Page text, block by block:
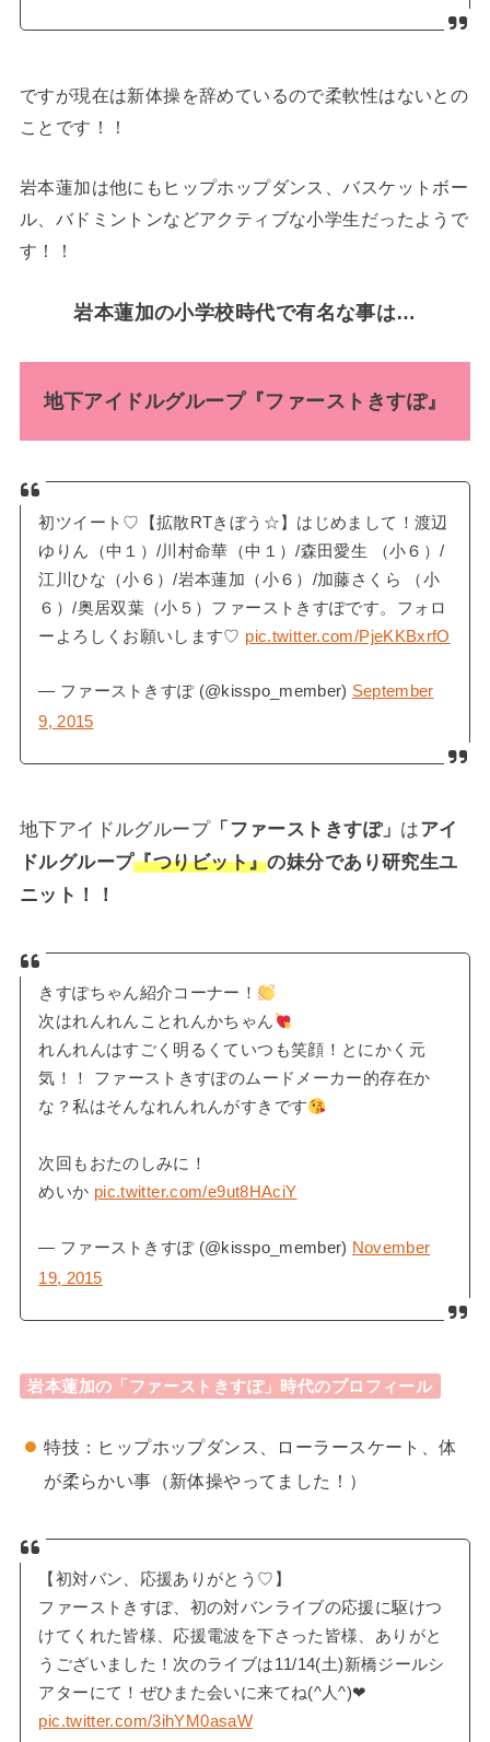
ですが現在は新体操を辞めているので柔軟性はないとの
ことです！！
岩本蓮加は他にもヒップホップダンス、バスケットボー
ル、バドミントンなどアクティブな小学生だったようで
す！！
岩本蓮加の小学校時代で有名な事は…
地下アイドルグループ『ファーストきすぽ』
初ツイート♡【拡散RTきぼう☆】はじめまして！渡辺
ゆりん（中１）/川村命華（中１）/森田愛生 （小６）/
江川ひな（小６）/岩本蓮加（小６）/加藤さくら （小
６）/奥居双葉（小５）ファーストきすぽです。フォロ
ーよろしくお願いします♡ pic.twitter.com/PjeKKBxrfO
— ファーストきすぽ (@kisspo_member) September
9, 2015
地下アイドルグループ「ファーストきすぽ」 はアイ
ドルグループ『つりビット』の妹分であり研究生ユ
ニット！！
きすぽちゃん紹介コーナー！
次はれんれんことれんかちゃん
れんれんはすごく明るくていつも笑顔！とにかく元
気！！ ファーストきすぽのムードメーカー的存在か
な？私はそんなれんれんがすきです
次回もおたのしみに！
めいか pic.twitter.com/e9ut8HAciY
— ファーストきすぽ (@kisspo_member) November
19, 2015
岩本蓮加の「ファーストきすぽ」時代のプロフィール
特技：ヒップホップダンス、ローラースケート、体
が柔らかい事（新体操やってました！）
【初対バン、応援ありがとう♡】
ファーストきすぽ、初の対バンライブの応援に駆けつ
けてくれた皆様、応援電波を下さった皆様、ありがと
うございました！次のライブは11/14(土)新橋ジールシ
アターにて！ぜひまた会いに来てね(^人^)❤︎
pic.twitter.com/3ihYM0asaW